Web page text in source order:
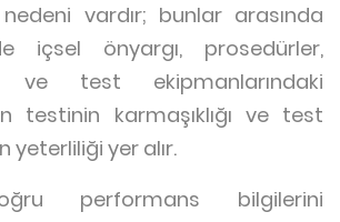
vardır; bunlar arasında
içsel önyargı, prosedürler,
ve test ekipmanlarındaki
testinin karmaşıklığı ve test
yeterliliği yer alır.
performans bilgilerini